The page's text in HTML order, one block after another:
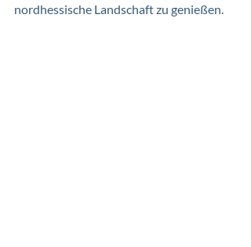
nordhessische Landschaft zu genießen.